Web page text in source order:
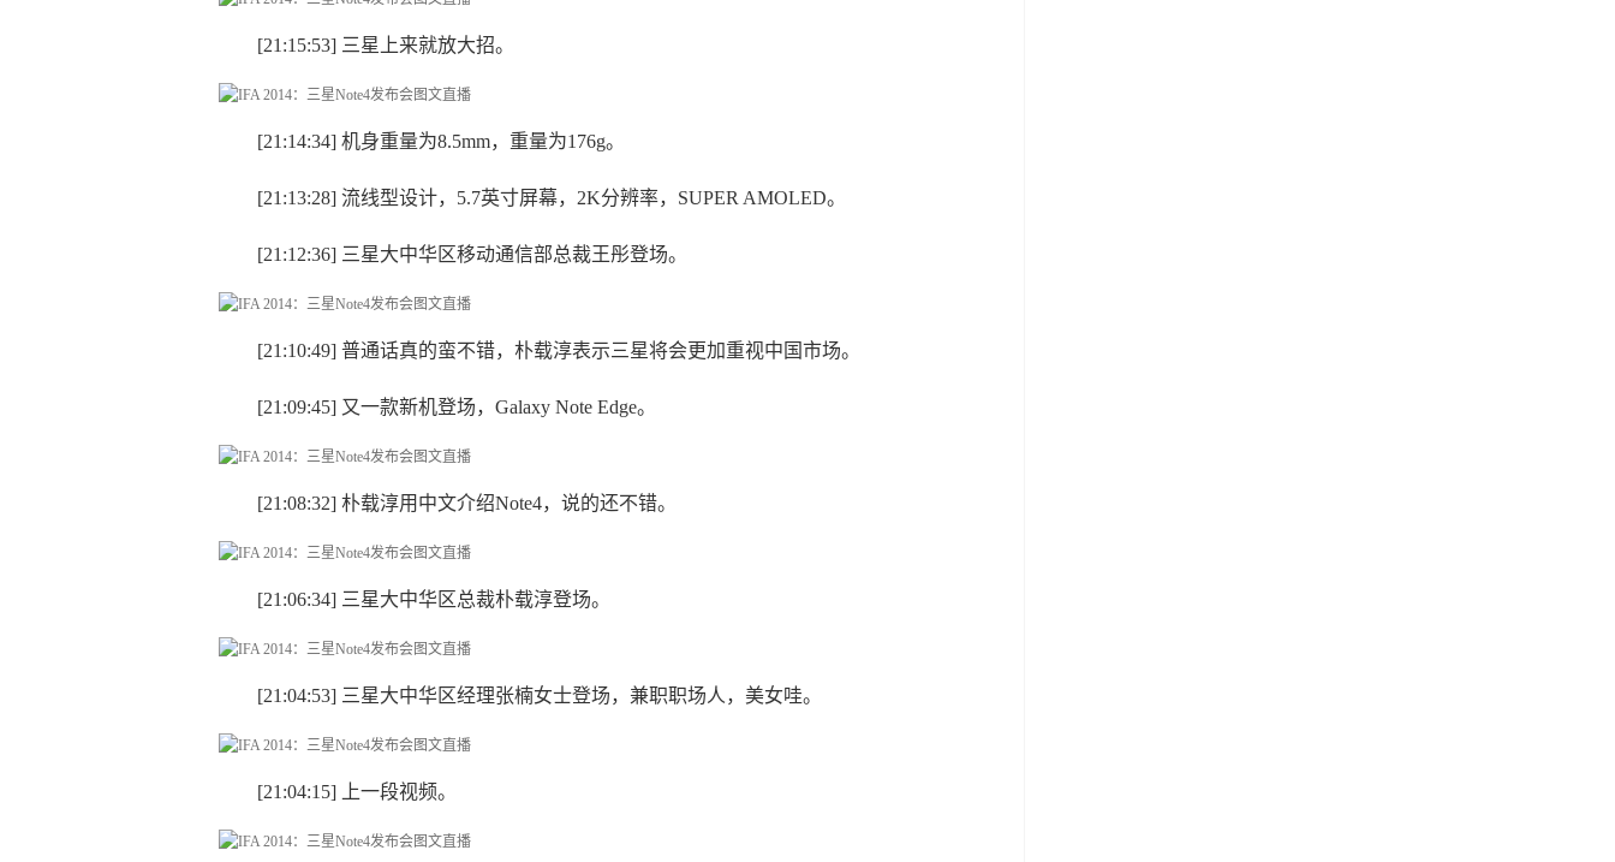
[21:15:53] 三星上来就放大招。
[21:14:34] 机身重量为8.5mm，重量为176g。
[21:13:28] 流线型设计，5.7英寸屏幕，2K分辨率，SUPER AMOLED。
[21:12:36] 三星大中华区移动通信部总裁王彤登场。
[21:10:49] 普通话真的蛮不错，朴载淳表示三星将会更加重视中国市场。
[21:09:45] 又一款新机登场，Galaxy Note Edge。
[21:08:32] 朴载淳用中文介绍Note4，说的还不错。
[21:06:34] 三星大中华区总裁朴载淳登场。
[21:04:53] 三星大中华区经理张楠女士登场，兼职职场人，美女哇。
[21:04:15] 上一段视频。